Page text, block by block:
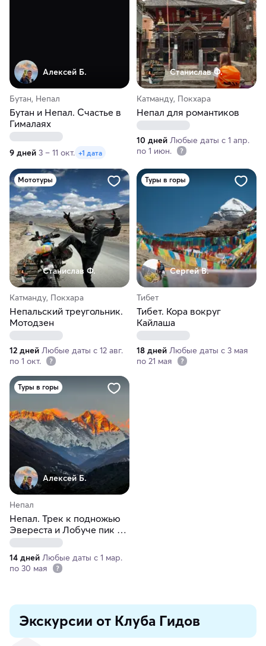
Алексей Б.
Бутан, Непал
Бутан и Непал. Счастье в
Гималаях
9 дней 3 – 11 окт. +1 дата
Станислав Ф.
Катманду, Покхара
Непал для романтиков
10 дней Любые даты с 1 апр.
по 1 июн.
Мототуры
Станислав Ф.
Катманду, Покхара
Непальский треугольник.
Мотодзен
12 дней Любые даты с 12 авг.
по 1 окт.
Туры в горы
Сергей В.
Тибет
Тибет. Кора вокруг
Кайлаша
18 дней Любые даты с 3 мая
по 21 мая
Туры в горы
Алексей Б.
Непал
Непал. Трек к подножью
Эвереста и Лобуче пик и
самолет и вертолет
14 дней Любые даты с 1 мар.
по 30 мая
Экскурсии от Клуба Гидов